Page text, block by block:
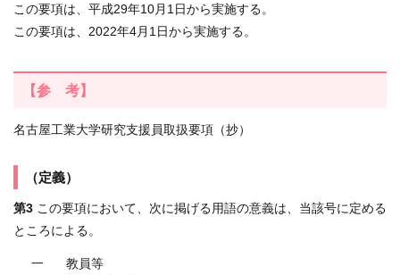
この要項は、平成29年10月1日から実施する。
この要項は、2022年4月1日から実施する。
【参 考】
名古屋工業大学研究支援員取扱要項（抄）
（定義）
第3 この要項において、次に掲げる用語の意義は、当該号に定める
ところによる。
一
教員等